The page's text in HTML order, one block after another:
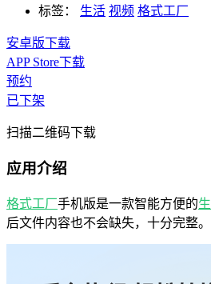
标签：
生活 视频 格式工厂
安卓版下载
APP Store下载
预约
已下架
扫描二维码下载
应用介绍
格式工厂手机版是一款智能方便的
后文件内容也不会缺失，十分完整。